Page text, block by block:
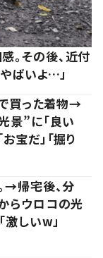
。その後、近付
ばいよ…」
買った着物→
景”に「良い
宝だ」「掘り
→帰宅後、分
らウロコの光
激しいw」